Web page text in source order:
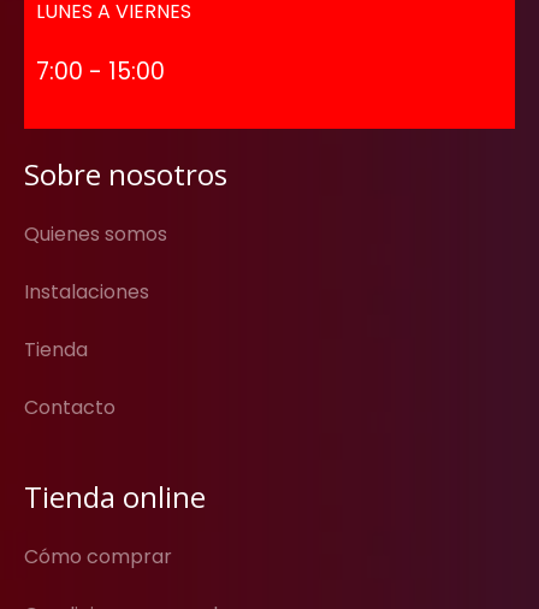
LUNES A VIERNES
7:00 - 15:00
Sobre nosotros
Quienes somos
Instalaciones
Tienda
Contacto
Tienda online
Cómo comprar